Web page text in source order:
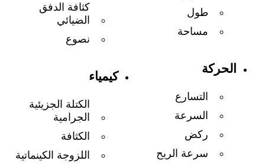
طول
مساحة
الحركة
التسارع
السرعة
ركض
سرعة الريح
كثافة الدفق
الضيائي
نصوع
كيمياء
الكتلة الجزيئية
الجرامية
الكثافة
اللزوجة الكينماتية